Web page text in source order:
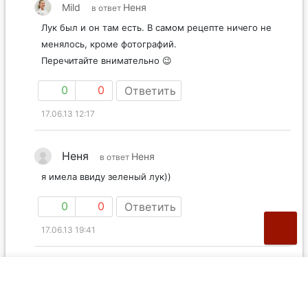
Mild в ответ Неня
Лук был и он там есть. В самом рецепте ничего не
менялось, кроме фотографий.
Перечитайте внимательно 😉
0 0 Ответить
17.06.13 12:17
Неня в ответ Неня
я имела ввиду зеленый лук))
0 0 Ответить
17.06.13 19:41